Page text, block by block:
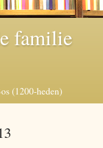
familie
(1200-heden)